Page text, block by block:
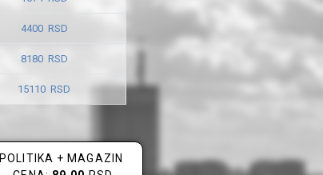
4400 RSD
8180 RSD
15110 RSD
POLITIKA + MAGAZIN